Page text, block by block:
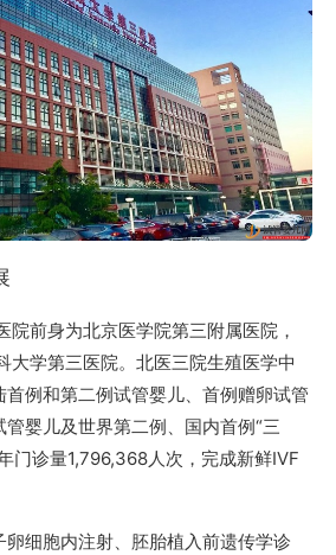
院前身为北京医学院第三附属医院，
大学第三医院。北医三院生殖医学中
例和第二例试管婴儿、首例赠卵试管
婴儿及世界第二例、国内首例“三
门诊量1,796,368人次，完成新鲜IVF
细胞内注射、胚胎植入前遗传学诊